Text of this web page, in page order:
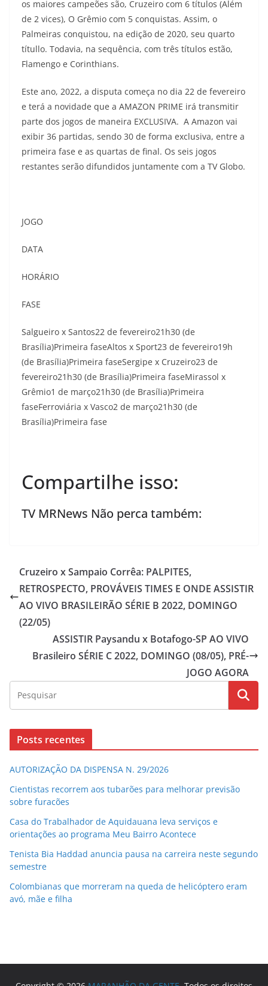
os maiores campeões são, Cruzeiro com 6 títulos (Além
de 2 vices), O Grêmio com 5 conquistas. Assim, o
Palmeiras conquistou, na edição de 2020, seu quarto
títullo. Todavia, na sequência, com três títulos estão,
Flamengo e Corinthians.
Este ano, 2022, a disputa começa no dia 22 de fevereiro
e terá a novidade que a AMAZON PRIME irá transmitir
parte dos jogos de maneira EXCLUSIVA. A Amazon vai
exibir 36 partidas, sendo 30 de forma exclusiva, entre a
primeira fase e as quartas de final. Os seis jogos
restantes serão difundidos juntamente com a TV Globo.
JOGO
DATA
HORÁRIO
FASE
Salgueiro x Santos22 de fevereiro21h30 (de
Brasília)Primeira faseAltos x Sport23 de fevereiro19h
(de Brasília)Primeira faseSergipe x Cruzeiro23 de
fevereiro21h30 (de Brasília)Primeira faseMirassol x
Grêmio1 de março21h30 (de Brasília)Primeira
faseFerroviária x Vasco2 de março21h30 (de
Brasília)Primeira fase
Compartilhe isso:
TV MRNews Não perca também:
Cruzeiro x Sampaio Corrêa: PALPITES,
RETROSPECTO, PROVÁVEIS TIMES E ONDE ASSISTIR
AO VIVO BRASILEIRÃO SÉRIE B 2022, DOMINGO
(22/05)
ASSISTIR Paysandu x Botafogo-SP AO VIVO
Brasileiro SÉRIE C 2022, DOMINGO (08/05), PRÉ-
JOGO AGORA
Posts recentes
AUTORIZAÇÃO DA DISPENSA N. 29/2026
Cientistas recorrem aos tubarões para melhorar previsão
sobre furacões
Casa do Trabalhador de Aquidauana leva serviços e
orientações ao programa Meu Bairro Acontece
Tenista Bia Haddad anuncia pausa na carreira neste segundo
semestre
Colombianas que morreram na queda de helicóptero eram
avó, mãe e filha